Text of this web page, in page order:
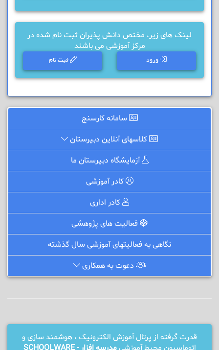
لینک های زیر، مختص دانش پذیران ثبت نام شده در
مرکز آموزشی می باشند
ورود ثبت نام
سامانه کارسنج
کلاسهای آنلاین دبیرستان
آزمایشگاه دبیرستان ما
کادر آموزشی
کادر اداری
فعالیت های پژوهشی
نگاهی به فعالیتهای آموزشی سال گذشته
دعوت به همکاری
قدرت گرفته از پرتال آموزش الکترونیک ، هوشمند سازی و